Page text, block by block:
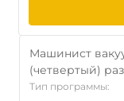
Машинист
(четвертый)
Тип программы: